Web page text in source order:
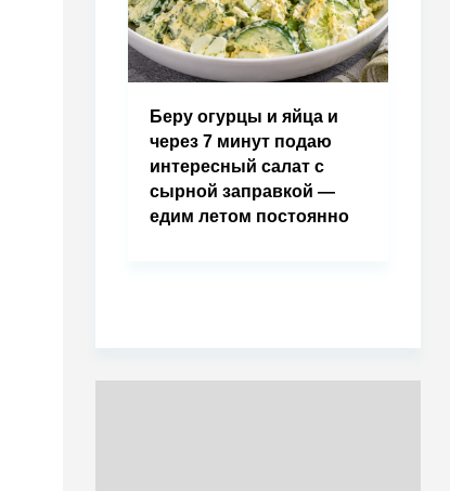
Беру огурцы и яйца и
через 7 минут подаю
интересный салат с
сырной заправкой —
едим летом постоянно